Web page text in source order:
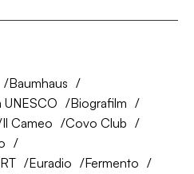
Baumhaus
Biografilm
Il Cameo
Covo Club
Euradio
Fermento